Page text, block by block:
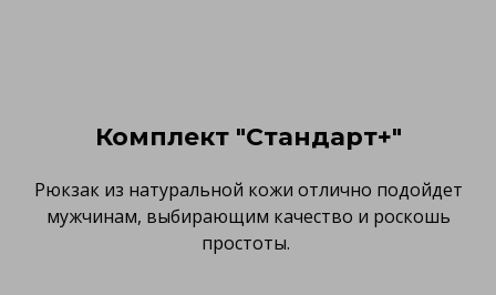
Комплект "Стандарт+"
Рюкзак из натуральной кожи отлично подойдет
мужчинам, выбирающим качество и роскошь
простоты.